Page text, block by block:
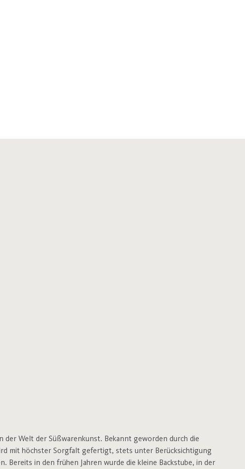
der Welt der Süßwarenkunst. Bekannt geworden durch die
mit höchster Sorgfalt gefertigt, stets unter Berücksichtigung
Bereits in den frühen Jahren wurde die kleine Backstube, in der